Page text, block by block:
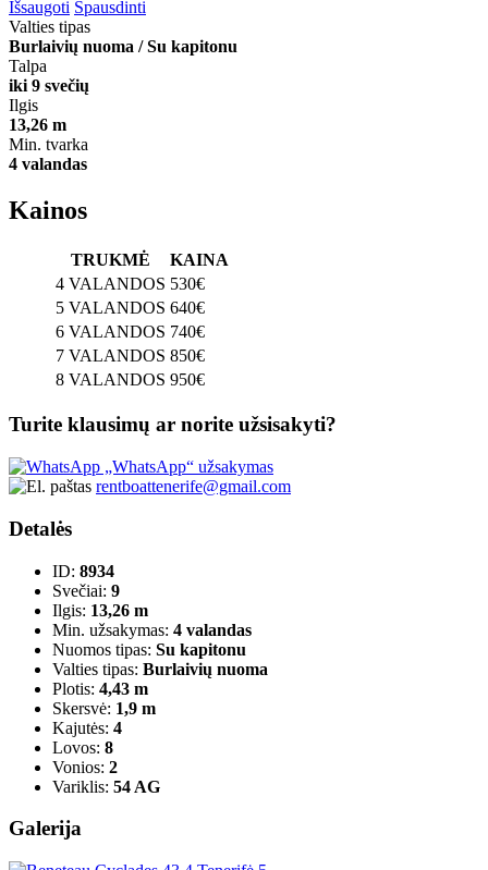
Išsaugoti Spausdinti
Valties tipas
Burlaivių nuoma / Su kapitonu
Talpa
iki 9 svečių
Ilgis
13,26 m
Min. tvarka
4 valandas
Kainos
TRUKMĖ
KAINA
4 VALANDOS 530€
5 VALANDOS 640€
6 VALANDOS 740€
7 VALANDOS 850€
8 VALANDOS 950€
Turite klausimų ar norite užsisakyti?
„WhatsApp“ užsakymas
rentboattenerife@gmail.com
Detalės
ID: 8934
Svečiai: 9
Ilgis: 13,26 m
Min. užsakymas: 4 valandas
Nuomos tipas: Su kapitonu
Valties tipas: Burlaivių nuoma
Plotis: 4,43 m
Skersvė: 1,9 m
Kajutės: 4
Lovos: 8
Vonios: 2
Variklis: 54 AG
Galerija